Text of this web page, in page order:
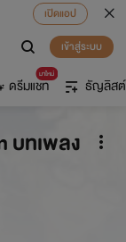
เปิดแอป
เข้าสู่ระบบ
มาใหม่
ดรีมแชท ธัญลิสต์
บทเพลง